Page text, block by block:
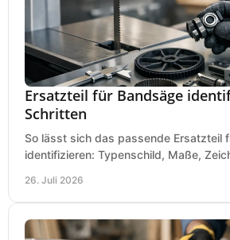
Ersatzteil für Bandsäge
Schritten
So lässt sich das passende Ersatzteil
identifizieren: Typenschild, Maße,
26. Juli 2026